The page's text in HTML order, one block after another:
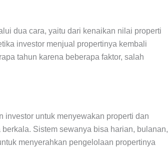
dua cara, yaitu dari kenaikan nilai properti
investor menjual propertinya kembali
tahun karena beberapa faktor, salah
investor untuk menyewakan properti dan
Sistem sewanya bisa harian, bulanan,
menyerahkan pengelolaan propertinya